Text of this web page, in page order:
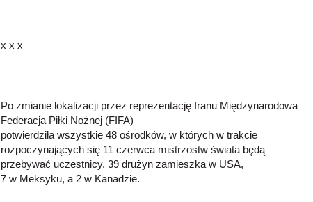
x x x
Po zmianie lokalizacji przez reprezentację Iranu Międzynarodowa
Federacja Piłki Nożnej (FIFA)
potwierdziła wszystkie 48 ośrodków, w których w trakcie
rozpoczynających się 11 czerwca mistrzostw świata będą
przebywać uczestnicy. 39 drużyn zamieszka w USA,
7 w Meksyku, a 2 w Kanadzie.